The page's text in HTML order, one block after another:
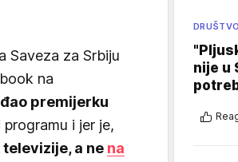
Saveza za Srbiju
na
premijerku
i jer je,
a ne na
DRUŠTVO
nije u